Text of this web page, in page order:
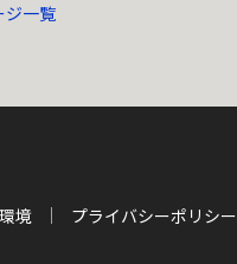
ジ一覧
境 プライバシーポリシー